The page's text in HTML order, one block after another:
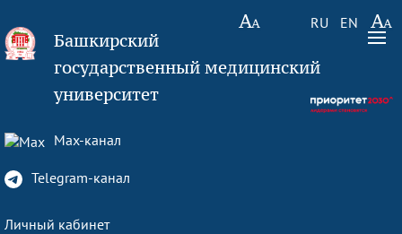
RU EN
Башкирский
государственный медицинский
университет
Max-канал
Telegram-канал
Личный кабинет